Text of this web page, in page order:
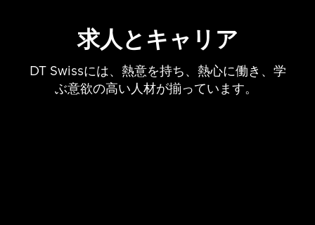
求人とキャリア
DT Swissには、熱意を持ち、熱心に働き、学
ぶ意欲の高い人材が揃っています。